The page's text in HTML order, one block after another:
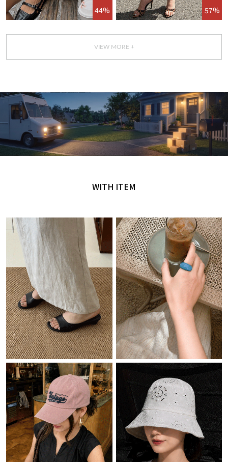
44% 57%
VIEW MORE +
GET IT TODAY
WITH ITEM